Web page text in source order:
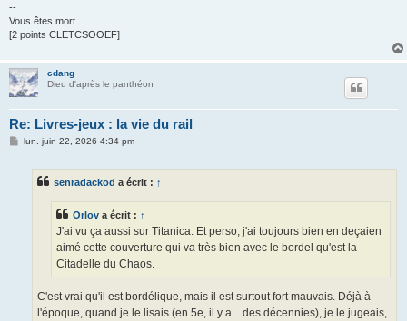
--
Vous êtes mort
[2 points CLETCSOOEF]
cdang
Dieu d'après le panthéon
Re: Livres-jeux : la vie du rail
Mlun. juin 22, 2026 4:34 pm
senradackod a écrit : ↑
Orlov a écrit : ↑
J'ai vu ça aussi sur Titanica. Et perso, j'ai toujours bien en deçaien
aimé cette couverture qui va très bien avec le bordel qu'est la
Citadelle du Chaos.
C'est vrai qu'il est bordélique, mais il est surtout fort mauvais. Déjà à
l'époque, quand je le lisais (en 5e, il y a... des décennies), je le jugeais,